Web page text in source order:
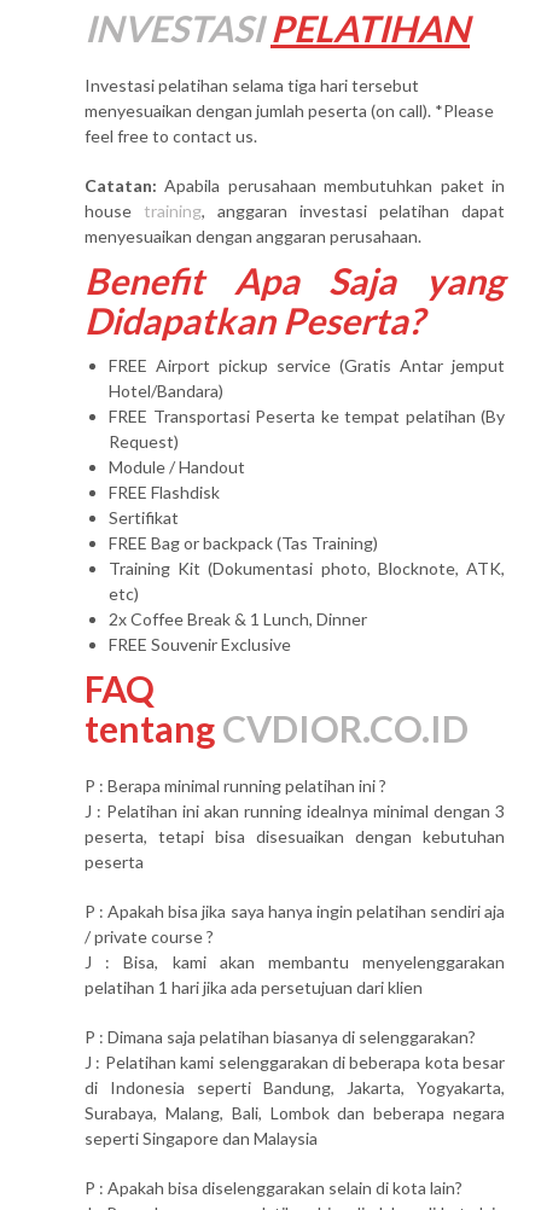
INVESTASI PELATIHAN
Investasi pelatihan selama tiga hari tersebut
menyesuaikan dengan jumlah peserta (on call). *Please
feel free to contact us.
Catatan: Apabila perusahaan membutuhkan paket in
house training, anggaran investasi pelatihan dapat
menyesuaikan dengan anggaran perusahaan.
Benefit Apa Saja yang
Didapatkan Peserta?
FREE Airport pickup service (Gratis Antar jemput
Hotel/Bandara)
FREE Transportasi Peserta ke tempat pelatihan (By
Request)
Module / Handout
FREE Flashdisk
Sertifikat
FREE Bag or backpack (Tas Training)
Training Kit (Dokumentasi photo, Blocknote, ATK,
etc)
2x Coffee Break & 1 Lunch, Dinner
FREE Souvenir Exclusive
FAQ
tentangCVDIOR.CO.ID
P : Berapa minimal running pelatihan ini ?
J : Pelatihan ini akan running idealnya minimal dengan 3
peserta, tetapi bisa disesuaikan dengan kebutuhan
peserta
P : Apakah bisa jika saya hanya ingin pelatihan sendiri aja
/ private course ?
J : Bisa, kami akan membantu menyelenggarakan
pelatihan 1 hari jika ada persetujuan dari klien
P : Dimana saja pelatihan biasanya di selenggarakan?
J : Pelatihan kami selenggarakan di beberapa kota besar
di Indonesia seperti Bandung, Jakarta, Yogyakarta,
Surabaya, Malang, Bali, Lombok dan beberapa negara
seperti Singapore dan Malaysia
P : Apakah bisa diselenggarakan selain di kota lain?